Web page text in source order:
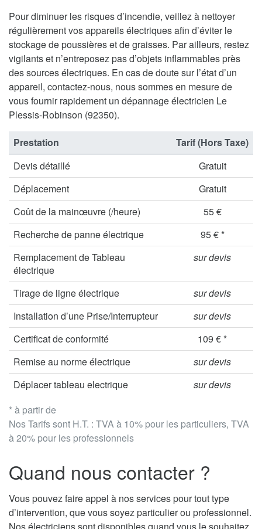
Pour diminuer les risques d’incendie, veillez à nettoyer
régulièrement vos appareils électriques afin d’éviter le
stockage de poussières et de graisses. Par ailleurs, restez
vigilants et n’entreposez pas d’objets inflammables près
des sources électriques. En cas de doute sur l’état d’un
appareil, contactez-nous, nous sommes en mesure de
vous fournir rapidement un dépannage électricien Le
Plessis-Robinson (92350).
* à partir de
Nos Tarifs sont H.T. : TVA à 10% pour les particuliers, TVA
à 20% pour les professionnels
Prestation
Tarif (Hors Taxe)
Devis détaillé
Gratuit
Déplacement
Gratuit
Coût de la mainœuvre (/heure)
55 €
Recherche de panne électrique
95 € *
Remplacement de Tableau
électrique
sur devis
Tirage de ligne électrique
sur devis
Installation d’une Prise/Interrupteur
sur devis
Certificat de conformité
109 € *
Remise au norme électrique
sur devis
Déplacer tableau electrique
sur devis
Quand nous contacter ?
Vous pouvez faire appel à nos services pour tout type
d’intervention, que vous soyez particulier ou professionnel.
Nos électriciens sont disponibles quand vous le souhaitez